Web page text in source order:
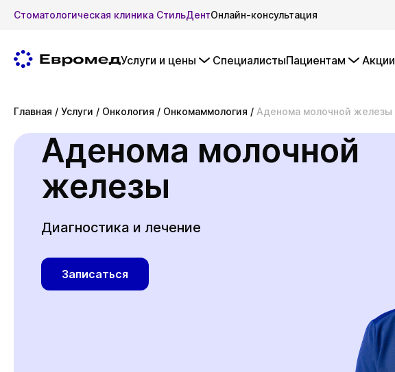
Стоматологическая клиника СтильДентОнлайн-консультация
Услуги и цены СпециалистыПациентам Акции
Главная / Услуги / Онкология / Онкомаммология / Аденома молочной железы
Аденома молочной
железы
Диагностика и лечение
Записаться